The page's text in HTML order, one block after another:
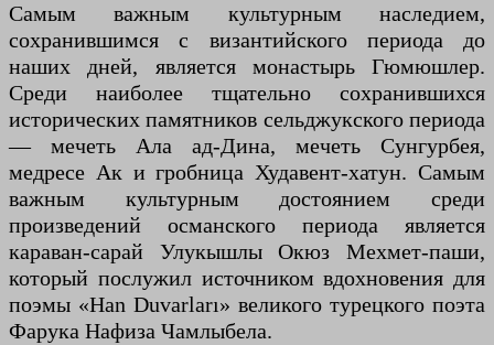
Самым важным культурным наследием,
сохранившимся с византийского периода до
наших дней, является монастырь Гюмюшлер.
Среди наиболее тщательно сохранившихся
исторических памятников сельджукского периода
— мечеть Ала ад-Дина, мечеть Сунгурбея,
медресе Ак и гробница Худавент-хатун. Самым
важным культурным достоянием среди
произведений османского периода является
караван-сарай Улукышлы Окюз Мехмет-паши,
который послужил источником вдохновения для
поэмы «Han Duvarları» великого турецкого поэта
Фарука Нафиза Чамлыбела.